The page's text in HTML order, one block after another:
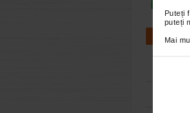
Puteți
puteți
Mai